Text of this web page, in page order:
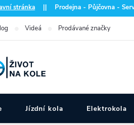
stránka|| Prodejna - Půjčovna -
Videá Prodávané značky
Jízdní kola Elektrokola